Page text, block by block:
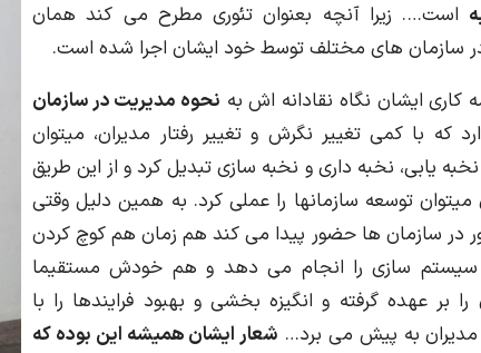
است…. زیرا آنچه بعنوان تئوری مطرح می کند همان
سازمان های مختلف توسط خود ایشان اجرا شده است.
کاری ایشان نگاه نقادانه اش به نحوه مدیریت در سازمان
که با کمی تغییر نگرش و تغییر رفتار مدیران، میتوان
نخبه یابی، نخبه داری و نخبه سازی تبدیل کرد و از این طریق
میتوان توسعه سازمانها را عملی کرد. به همین دلیل وقتی
در سازمان ها حضور پیدا می کند هم زمان هم کوچ کردن
سیستم سازی را انجام می دهد و هم خودش مستقیما
را بر عهده گرفته و انگیزه بخشی و بهبود فرایندها را با
مدیران به پیش می برد… شعار ایشان همیشه این بوده که